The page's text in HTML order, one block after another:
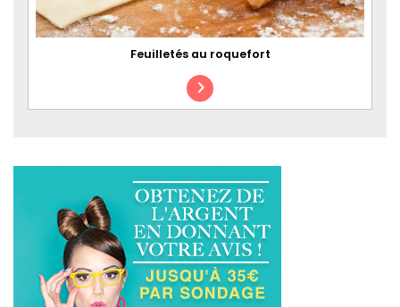
Feuilletés au roquefort